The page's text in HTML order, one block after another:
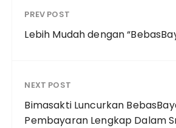
PREV POST
Lebih Mudah dengan
NEXT POST
Bimasakti Luncurkan
Pembayaran Lengkap Dalam